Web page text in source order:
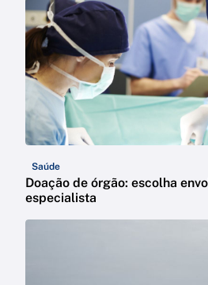
Saúde
Doação de órgão: escolha
especialista